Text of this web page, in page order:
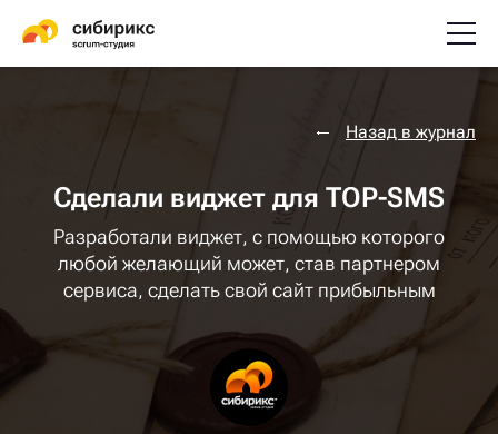
Назад в журнал
Сделали виджет для TOP-SMS
Разработали виджет, с помощью которого
любой желающий может, став партнером
сервиса, сделать свой сайт прибыльным